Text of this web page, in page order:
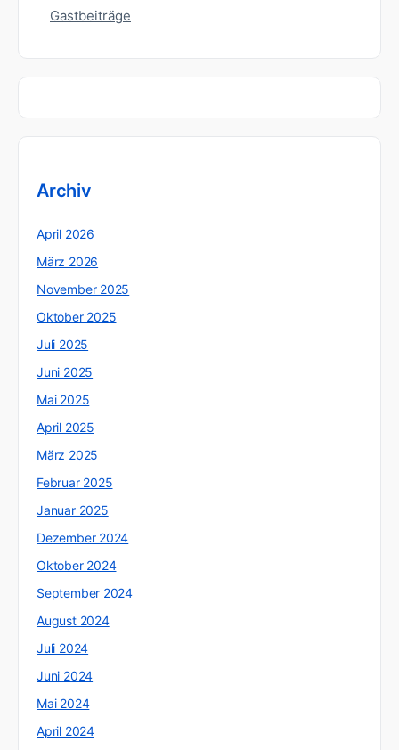
Gastbeiträge
Archiv
April 2026
März 2026
November 2025
Oktober 2025
Juli 2025
Juni 2025
Mai 2025
April 2025
März 2025
Februar 2025
Januar 2025
Dezember 2024
Oktober 2024
September 2024
August 2024
Juli 2024
Juni 2024
Mai 2024
April 2024